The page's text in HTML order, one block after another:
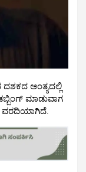
ಅಂತ್ಯದಲ್ಲಿ
ಮಾಡುವಾಗ
ವರದಿಯಾಗಿದೆ.